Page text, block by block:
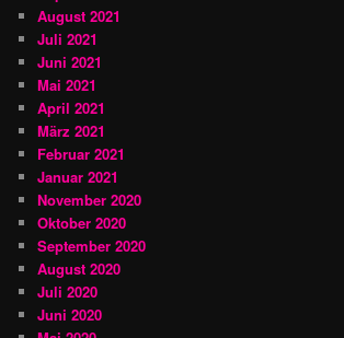
August 2021
Juli 2021
Juni 2021
Mai 2021
April 2021
März 2021
Februar 2021
Januar 2021
November 2020
Oktober 2020
September 2020
August 2020
Juli 2020
Juni 2020